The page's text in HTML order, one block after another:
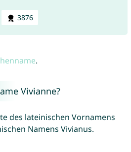
3876
.
Vivianne?
des lateinischen Vornamens
Namens Vivianus.